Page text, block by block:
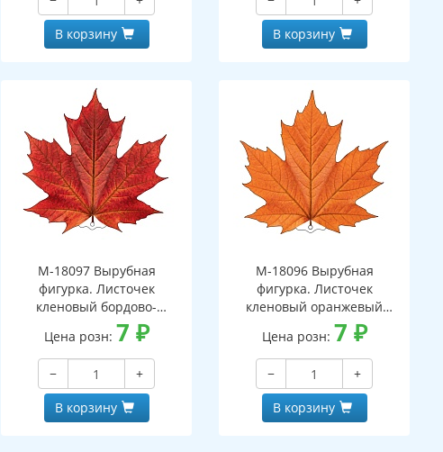
В корзину
В корзину
М-18097 Вырубная
фигурка. Листочек
кленовый бордово-
оранжевый
(двухсторонняя, ВД-лак)
Цена розн: 7 ₽
−
+
В корзину
М-18096 Вырубная
фигурка. Листочек
кленовый оранжевый
(двухсторонняя, ВД-лак)
Цена розн: 7 ₽
−
+
В корзину